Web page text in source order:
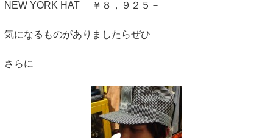
NEW YORK HAT ￥８，９２５－
気になるものがありましたらぜひ
さらに